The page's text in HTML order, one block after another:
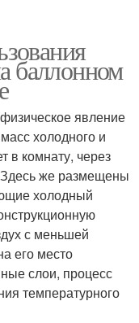
баллонном
явление
холодного и
в комнату, через
же размещены
холодный
с меньшей
его место
слои, процесс
температурного